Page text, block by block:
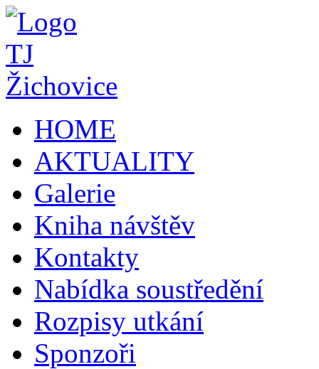
HOME
AKTUALITY
Galerie
Kniha návštěv
Kontakty
Nabídka soustředění
Rozpisy utkání
Sponzoři